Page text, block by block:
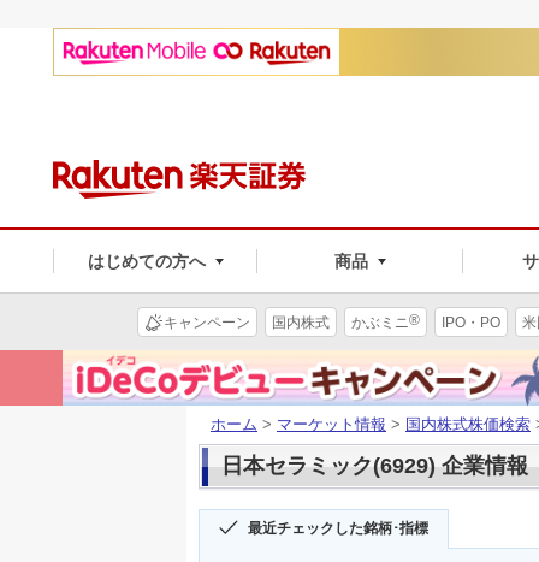
はじめての方へ 商品
キャンペーン 国内株式 かぶミニ® IPO・PO
ホーム > マーケット情報 > 国内株式株価検索
日本セラミック(6929) 企業情報
最近チェックした銘柄･指標